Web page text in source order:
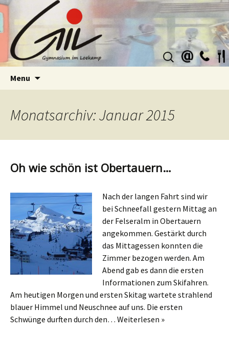
Suchen
nach:
Menu
Monatsarchiv: Januar 2015
Oh wie schön ist Obertauern…
Nach der langen Fahrt sind wir
bei Schneefall gestern Mittag an
der Felseralm in Obertauern
angekommen. Gestärkt durch
das Mittagessen konnten die
Zimmer bezogen werden. Am
Abend gab es dann die ersten
Informationen zum Skifahren.
Am heutigen Morgen und ersten Skitag wartete strahlend
blauer Himmel und Neuschnee auf uns. Die ersten
Schwünge durften durch den… Weiterlesen »